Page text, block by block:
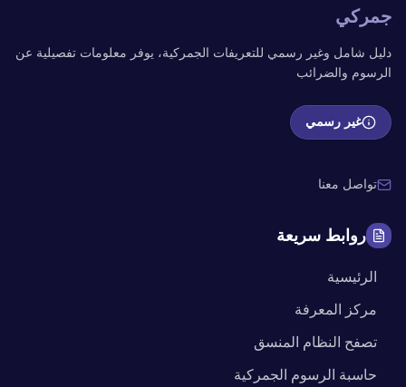
جمركي
دليل شامل وغير رسمي للتعريفات الجمركية، يوفر معلومات تفصيلية عن
الرسوم والضرائب
غير رسمي
تواصل معنا
روابط سريعة
الرئيسية
مركز المعرفة
تصفح النظام المنسق
حاسبة الرسوم الجمركية